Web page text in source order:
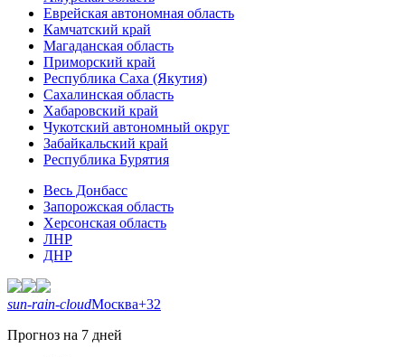
Еврейская автономная область
Камчатский край
Магаданская область
Приморский край
Республика Саха (Якутия)
Сахалинская область
Хабаровский край
Чукотский автономный округ
Забайкальский край
Республика Бурятия
Весь Донбасс
Запорожская область
Херсонская область
ЛНР
ДНР
sun-rain-cloudМосква+32
Прогноз на 7 дней